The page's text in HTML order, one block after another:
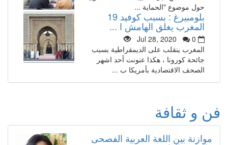
حول موضوع "الحماية ...
بلومبيرغ : بسبب كوفيد 19
المغرب يغلق الهامش ا ...
Jul 28, 2020
0
المغرب ينقلب على الديمقراطية بسبب
جائحة كورونا ، هكذا عنونت أحد اشهر
الصحف الاقتصادية بأمريكا ب ...
فن و ثقافة
موازنة بين اللغة العربية الفصحى